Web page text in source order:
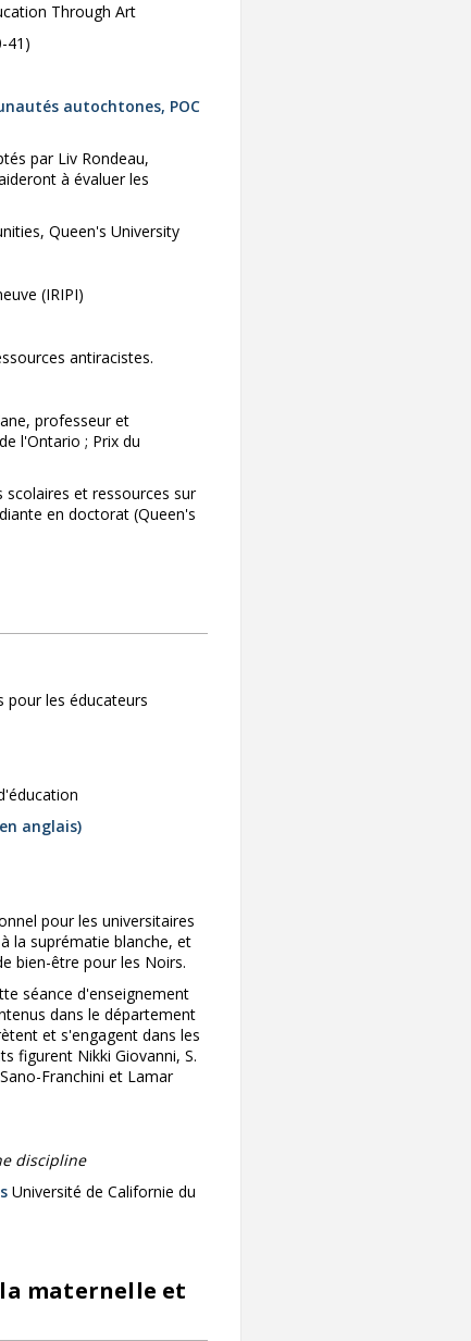
Through Art
41)
autochtones, POC
par Liv Rondeau,
à évaluer les
Queen's University
(IRIPI)
antiracistes.
professeur et
l'Ontario ; Prix du
scolaires et ressources sur
en doctorat (Queen's
pour les éducateurs
anglais)
pour les universitaires
la suprématie blanche, et
bien-être pour les Noirs.
séance d'enseignement
dans le département
et s'engagent dans les
figurent Nikki Giovanni, S.
Franchini et Lamar
discipline
Université de Californie du
maternelle et